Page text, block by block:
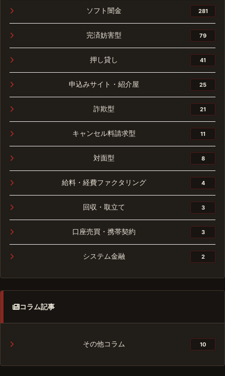
ソフト闇金 281
完済妨害型 79
押し貸し 41
申込みサイト・紹介屋 25
詐欺型 21
キャンセル料請求型 11
対面型 8
給料・経費ファクタリング 4
回収・取立て 3
口座売買・携帯契約 3
システム金融 2
コラム記事
その他コラム 10